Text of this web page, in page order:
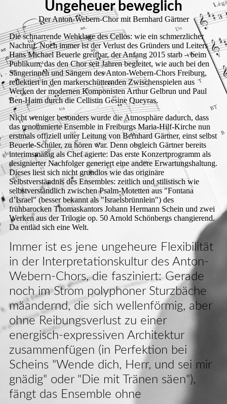
Ungeheuer beweglich
Der Anton-Webern-Chor mit Bernhard Gärtner
Die schnarrende Wehklage des Cellos: wie ein schmerzlicher
Nachruf. Noch immer ist der Verlust des Gründers und Leiters
Hans Michael Beuerle greifbar, der Anfang 2015 starb – beim
Publikum, das den Chor seit Jahren begleitet, wie auch bei den
Sängerinnen und Sängern des Anton-Webern-Chors Freiburg,
reflektiert in den markerschütternden Zwischenspielen aus
Werken der modernen Komponisten Arthur Gelbrun und Paul
Ben-Haim durch die Cellistin Gesine Queyras.
Nicht weniger besonders wurde die Atmosphäre dadurch, dass
das renommierte Ensemble in Freiburgs Maria-Hilf-Kirche nun
erstmals offiziell unter Leitung von Bernhard Gärtner, einst selbst
Beuerle-Schüler, zu hören war. Denn obgleich Gärtner bereits
interimsmäßig als Chef agierte: Das erste Konzertprogramm als
designierter Nachfolger generiert eine andere Erwartungshaltung.
Dieses liest sich nicht grundlos wie das originäre
Selbstverständnis des Ensembles: zeitlich und stilistisch wie
selbstverständlich zwischen Psalm-Motetten aus "Fontana
d’Israel" (besser bekannt als "Israelsbrünnlein") des
frühbarocken Thomaskantors Johann Hermann Schein und zwei
Werken aus der Trilogie op. 50 Arnold Schönbergs changierend.
Da entläd sich eine Welt.
Immer ist es jene ungeheure Flexibilität
in der Interpretationskultur des Anton-
Webern-Chors, die fasziniert: Gerade
noch im Strom polyphoner Sturzbäche
mäandernd, die sich wellenförmig, aber
ohne Reibungsverlust zu einer
energisch-expressiven Architektur
zusammenfügen (in Perfektion bei
Scheins "Wende dich, Herr, und sei mir
gnädig" oder "Die mit Tränen säen"),
fängt das Ensemble ohne